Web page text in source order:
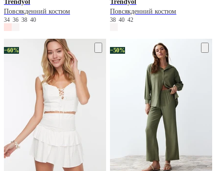
Trendyol
Повсякденний костюм
34 36 38 40
Trendyol
Повсякденний костюм
384042
−60% −50%